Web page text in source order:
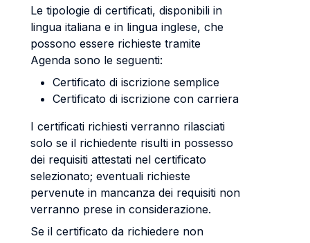
Le tipologie di certificati, disponibili in
lingua italiana e in lingua inglese, che
possono essere richieste tramite
Agenda sono le seguenti:
Certificato di iscrizione semplice
Certificato di iscrizione con carriera
I certificati richiesti verranno rilasciati
solo se il richiedente risulti in possesso
dei requisiti attestati nel certificato
selezionato; eventuali richieste
pervenute in mancanza dei requisiti non
verranno prese in considerazione.
Se il certificato da richiedere non